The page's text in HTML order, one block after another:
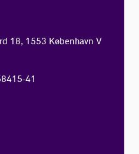
18, 1553 København V
41